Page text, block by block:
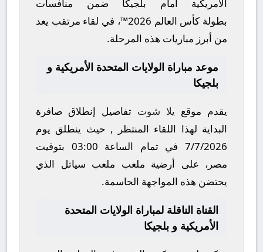
الأمريكية أمام بلجيكا ضمن منافسات
بطولة كأس العالم 2026™
، في لقاء مرتقب يعد
من أبرز مباريات هذه المرحلة.
موعد مباراة الولايات المتحدة الأمريكية و
بلجيكا
يقدم موقع يلا شوت تفاصيل إنطلاق صافرة
البداية لهذا اللقاء المنتظر , حيث ينطلق يوم
7/7/2026في تمام الساعة 03:00 بتوقيت
مصر، على أرضية ملعب ملعب سياتل الذي
يحتضن هذه المواجهة الحاسمة.
القناة الناقلة لمباراة الولايات المتحدة
الأمريكية و بلجيكا